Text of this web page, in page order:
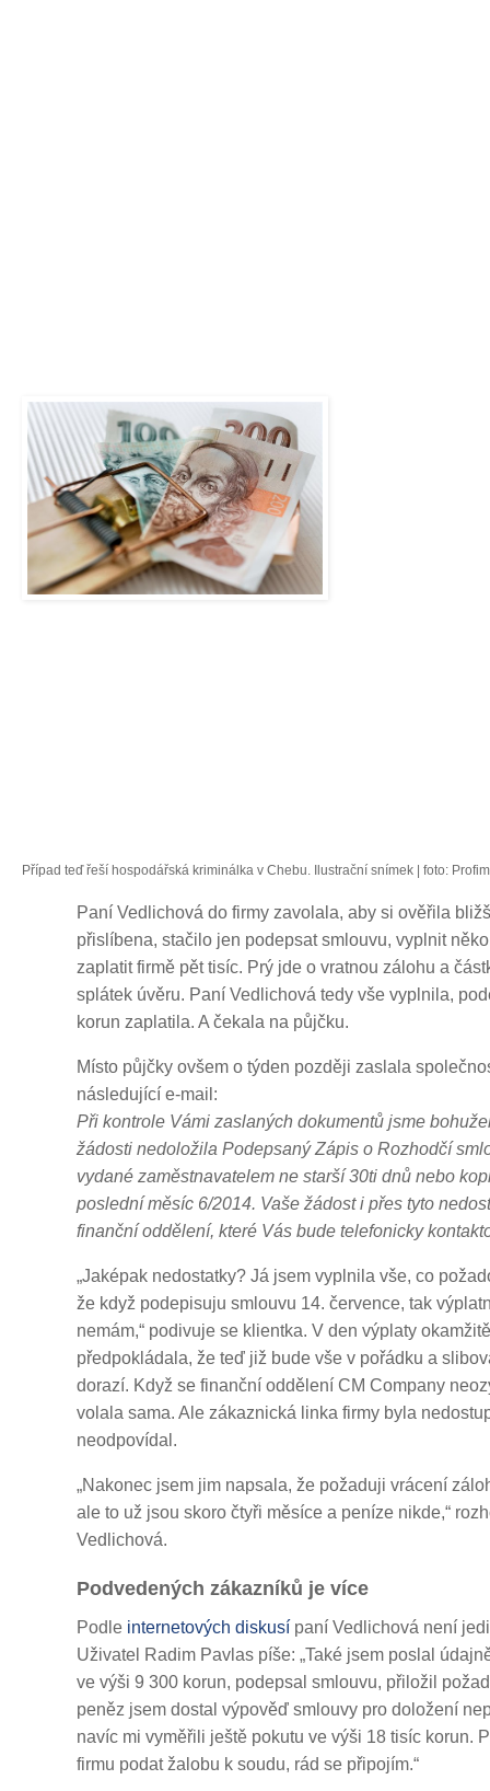
Případ teď řeší hospodářská kriminálka v Chebu. Ilustrační snímek | foto:
Paní Vedlichová do firmy zavolala, aby si ověřila
přislíbena, stačilo jen podepsat smlouvu, vyplnit
zaplatit firmě pět tisíc. Prý jde o vratnou zálohu a
splátek úvěru. Paní Vedlichová tedy vše vyplnila,
korun zaplatila. A čekala na půjčku.
Místo půjčky ovšem o týden později zaslala
následující e-mail:
Při kontrole Vámi zaslaných dokumentů jsme
žádosti nedoložila Podepsaný Zápis o Rozhodčí
vydané zaměstnavatelem ne starší 30ti dnů nebo
poslední měsíc 6/2014. Vaše žádost i přes tyto
finanční oddělení, které Vás bude telefonicky
„Jaképak nedostatky? Já jsem vyplnila vše, co
že když podepisuju smlouvu 14. července, tak
nemám,“ podivuje se klientka. V den výplaty
předpokládala, že teď již bude vše v pořádku a
dorazí. Když se finanční oddělení CM Company
volala sama. Ale zákaznická linka firmy byla
neodpovídal.
„Nakonec jsem jim napsala, že požaduji vrácení
ale to už jsou skoro čtyři měsíce a peníze nikde,“
Vedlichová.
Podvedených zákazníků je více
Podle internetových diskusípaní Vedlichová není
Uživatel Radim Pavlas píše: „Také jsem poslal
ve výši 9 300 korun, podepsal smlouvu, přiložil
peněz jsem dostal výpověď smlouvy pro doložení
navíc mi vyměřili ještě pokutu ve výši 18 tisíc korun.
firmu podat žalobu k soudu, rád se připojím.“